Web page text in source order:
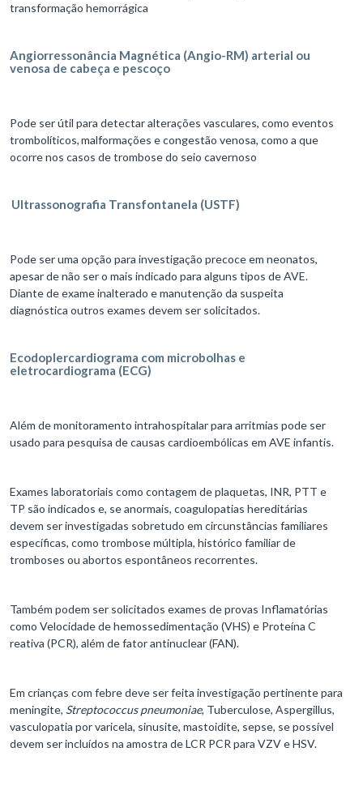
transformação hemorrágica
Angiorressonância Magnética (Angio-RM) arterial ou
venosa de cabeça e pescoço
Pode ser útil para detectar alterações vasculares, como eventos
trombolíticos, malformações e congestão venosa, como a que
ocorre nos casos de trombose do seio cavernoso
Ultrassonografia Transfontanela (USTF)
Pode ser uma opção para investigação precoce em neonatos,
apesar de não ser o mais indicado para alguns tipos de AVE.
Diante de exame inalterado e manutenção da suspeita
diagnóstica outros exames devem ser solicitados.
Ecodoplercardiograma com microbolhas e
eletrocardiograma (ECG)
Além de monitoramento intrahospitalar para arritmias pode ser
usado para pesquisa de causas cardioembólicas em AVE infantis.
Exames laboratoriais como contagem de plaquetas, INR, PTT e
TP são indicados e, se anormais, coagulopatias hereditárias
devem ser investigadas sobretudo em circunstâncias familiares
específicas, como trombose múltipla, histórico familiar de
tromboses ou abortos espontâneos recorrentes.
Também podem ser solicitados exames de provas Inflamatórias
como Velocidade de hemossedimentação (VHS) e Proteína C
reativa (PCR), além de fator antinuclear (FAN).
Em crianças com febre deve ser feita investigação pertinente para
meningite, Streptococcus pneumoniae, Tuberculose, Aspergillus,
vasculopatia por varicela, sinusite, mastoidite, sepse, se possível
devem ser incluídos na amostra de LCR PCR para VZV e HSV.